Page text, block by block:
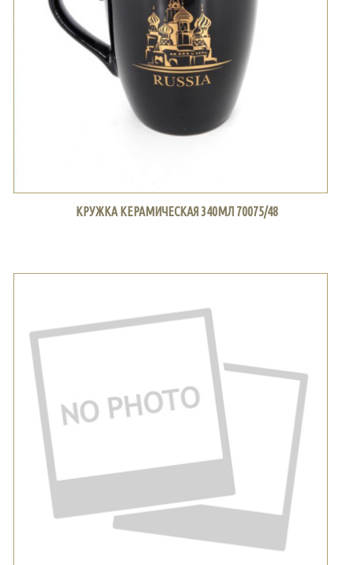
КРУЖКА КЕРАМИЧЕСКАЯ 340МЛ 70075/48